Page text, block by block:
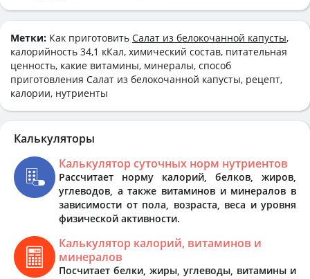
Метки: Как приготовить Салат из белокочанной капусты,
калорийность 34,1 кКал, химический состав, питательная
ценность, какие витамины, минералы, способ
приготовления Салат из белокочанной капусты, рецепт,
калории, нутриенты
Калькуляторы
Калькулятор суточных норм нутриентов
Рассчитает норму калорий, белков, жиров,
углеводов, а также витаминов и минералов в
зависимости от пола, возраста, веса и уровня
физической активности.
Калькулятор калорий, витаминов и
минералов
Посчитает белки, жиры, углеводы, витамины и